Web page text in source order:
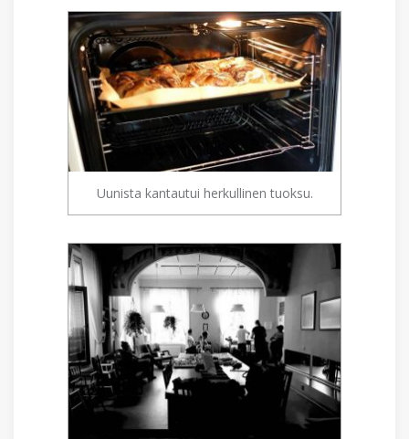
Uunista kantautui herkullinen tuoksu.